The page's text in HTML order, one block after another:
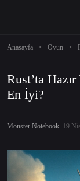
Anasayfa > Oyun >
Rust’ta
En İyi?
Monster Notebook 19